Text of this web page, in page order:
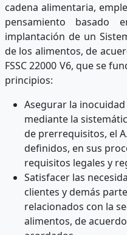
cadena alimentaria,
pensamiento
implantación de un
de los alimentos, de
FSSC 22000 V6, que se
principios:
Asegurar la
mediante la
de prerrequisitos, el
definidos, en sus
requisitos legales y
Satisfacer las
clientes y demás
relacionados con la
alimentos, de